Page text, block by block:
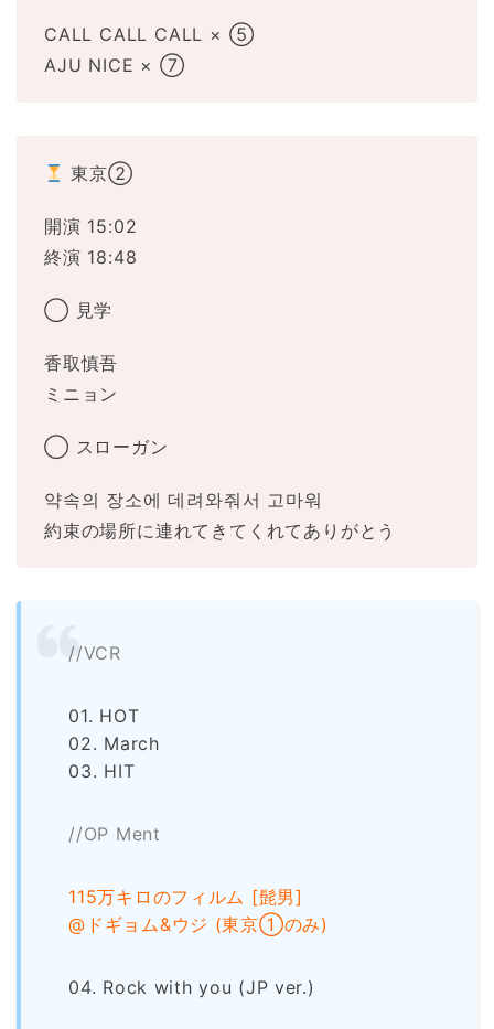
CALL CALL CALL × ⑤
AJU NICE × ⑦
東京②
開演 15:02
終演 18:48
◯ 見学
香取慎吾
ミニョン
◯ スローガン
약속의 장소에 데려와줘서 고마워
約束の場所に連れてきてくれてありがとう
//VCR
01. HOT
02. March
03. HIT
//OP Ment
115万キロのフィルム [髭男]
@ドギョム&ウジ (東京①のみ)
04. Rock with you (JP ver.)